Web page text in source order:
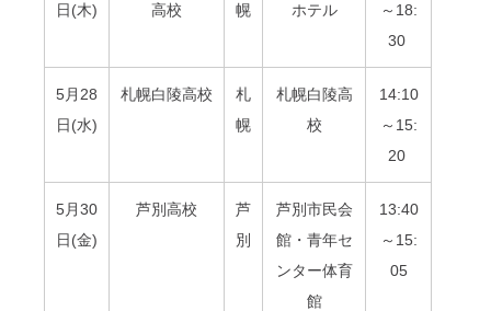
日(木)
高校
幌
ホテル
～18:
30
5月28
日(水)
札幌白陵高校
札
幌
札幌白陵高
校
14:10
～15:
20
5月30
日(金)
芦別高校
芦
別
芦別市民会
館・青年セ
ンター体育
館
13:40
～15:
05